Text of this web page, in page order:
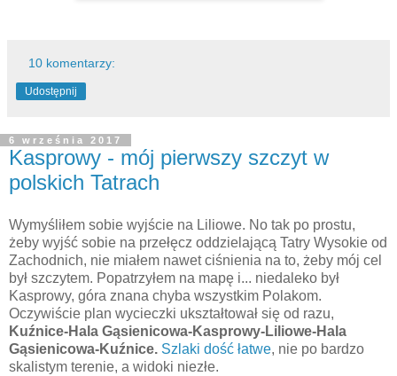
10 komentarzy:
Udostępnij
6 września 2017
Kasprowy - mój pierwszy szczyt w
polskich Tatrach
Wymyśliłem sobie wyjście na Liliowe. No tak po prostu,
żeby wyjść sobie na przełęcz oddzielającą Tatry Wysokie od
Zachodnich, nie miałem nawet ciśnienia na to, żeby mój cel
był szczytem. Popatrzyłem na mapę i... niedaleko był
Kasprowy, góra znana chyba wszystkim Polakom.
Oczywiście plan wycieczki ukształtował się od razu,
Kuźnice-Hala Gąsienicowa-Kasprowy-Liliowe-Hala
Gąsienicowa-Kuźnice. Szlaki dość łatwe, nie po bardzo
skalistym terenie, a widoki niezłe.